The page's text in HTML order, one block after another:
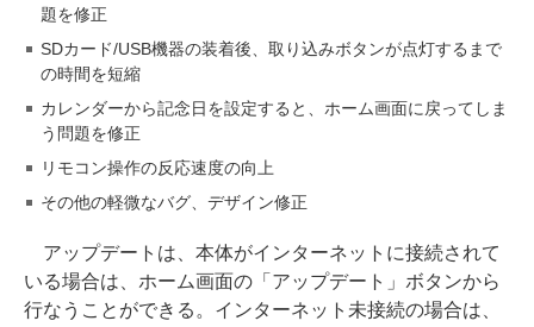
題を修正
SDカード/USB機器の装着後、取り込みボタンが点灯するまで
の時間を短縮
カレンダーから記念日を設定すると、ホーム画面に戻ってしま
う問題を修正
リモコン操作の反応速度の向上
その他の軽微なバグ、デザイン修正
アップデートは、本体がインターネットに接続されて
いる場合は、ホーム画面の「アップデート」ボタンから
行なうことができる。インターネット未接続の場合は、